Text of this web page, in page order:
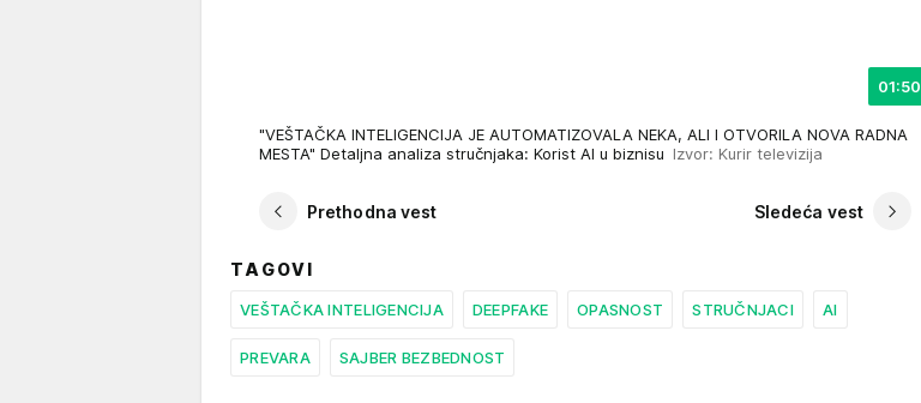
01:50
"VEŠTAČKA INTELIGENCIJA JE AUTOMATIZOVALA NEKA, ALI I OTVORILA NOVA RADNA
MESTA" Detaljna analiza stručnjaka: Korist AI u biznisu Izvor: Kurir televizija
Prethodna vest Sledeća vest
TAGOVI
VEŠTAČKA INTELIGENCIJA DEEPFAKE OPASNOST STRUČNJACI AI
PREVARA SAJBER BEZBEDNOST